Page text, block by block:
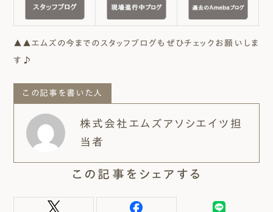
▲▲エムズの今までのスタッフブログもぜひチェックお願いしま
す♪
この記事を書いた人
株式会社エムズアソシエイツ担
当者
この記事をシェアする